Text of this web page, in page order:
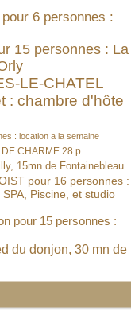
6 personnes :
15 personnes : La
LE-CHATEL
: chambre d'hôte
: location a la semaine
CHARME 28 p
15mn de Fontainebleau
pour 16 personnes :
Piscine, et studio
pour 15 personnes :
du donjon, 30 mn de